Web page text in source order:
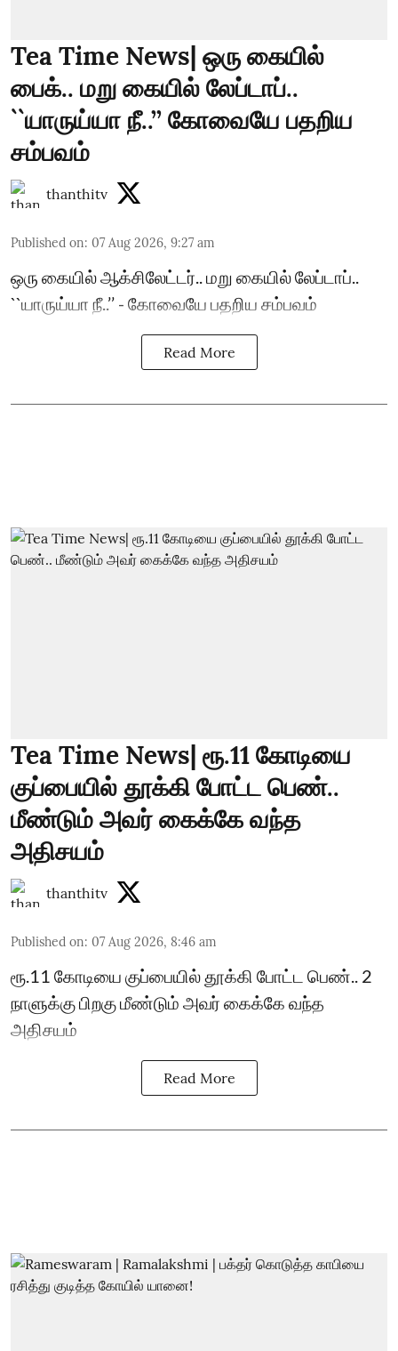
Tea Time News| ஒரு கையில்
பைக்.. மறு கையில் லேப்டாப்..
``யாருய்யா நீ..’’ கோவையே பதறிய
சம்பவம்
thanthitv
Published on: 07 Aug 2026, 9:27 am
ஒரு கையில் ஆக்சிலேட்டர்.. மறு கையில் லேப்டாப்..
``யாருய்யா நீ..’’ - கோவையே பதறிய சம்பவம்
Read More
Tea Time News| ரூ.11 கோடியை
குப்பையில் தூக்கி போட்ட பெண்..
மீண்டும் அவர் கைக்கே வந்த
அதிசயம்
thanthitv
Published on: 07 Aug 2026, 8:46 am
ரூ.11 கோடியை குப்பையில் தூக்கி போட்ட பெண்.. 2
நாளுக்கு பிறகு மீண்டும் அவர் கைக்கே வந்த
அதிசயம்
Read More